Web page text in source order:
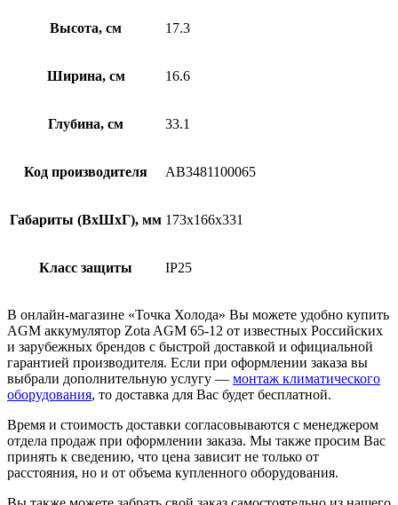
Высота, см 17.3
Ширина, см 16.6
Глубина, см 33.1
Код производителя AB3481100065
Габариты (ВхШхГ), мм 173x166x331
Класс защиты IP25
В онлайн-магазине «Точка Холода» Вы можете удобно купить
AGM аккумулятор Zota AGM 65-12 от известных Российских
и зарубежных брендов с быстрой доставкой и официальной
гарантией производителя. Если при оформлении заказа вы
выбрали дополнительную услугу — монтаж климатического
оборудования, то доставка для Вас будет бесплатной.
Время и стоимость доставки согласовываются с менеджером
отдела продаж при оформлении заказа. Мы также просим Вас
принять к сведению, что цена зависит не только от
расстояния, но и от объема купленного оборудования.